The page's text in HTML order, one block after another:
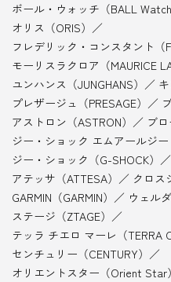
ボール・ウォッチ（BALL Watch
オリス（ORIS）
フレデリック・コンスタント（
モーリスラクロア（MAURICE
ユンハンス（JUNGHANS）
プレザージュ（PRESAGE）
アストロン（ASTRON）
ブロ
ジー・ショック エムアールジー
ジー・ショック（G-SHOCK）
アテッサ（ATTESA）
クロス
GARMIN（GARMIN）
ウェル
ステージ（ZTAGE）
テッラ チエロ マーレ（TERRA
センチュリー（CENTURY）
オリエントスター（Orient Star）